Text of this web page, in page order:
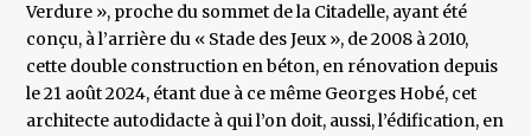
Verdure », proche du sommet de la Citadelle, ayant été
conçu, à l’arrière du « Stade des Jeux », de 2008 à 2010,
cette double construction en béton, en rénovation depuis
le 21 août 2024, étant due à ce même Georges Hobé, cet
architecte autodidacte à qui l’on doit, aussi, l’édification, en